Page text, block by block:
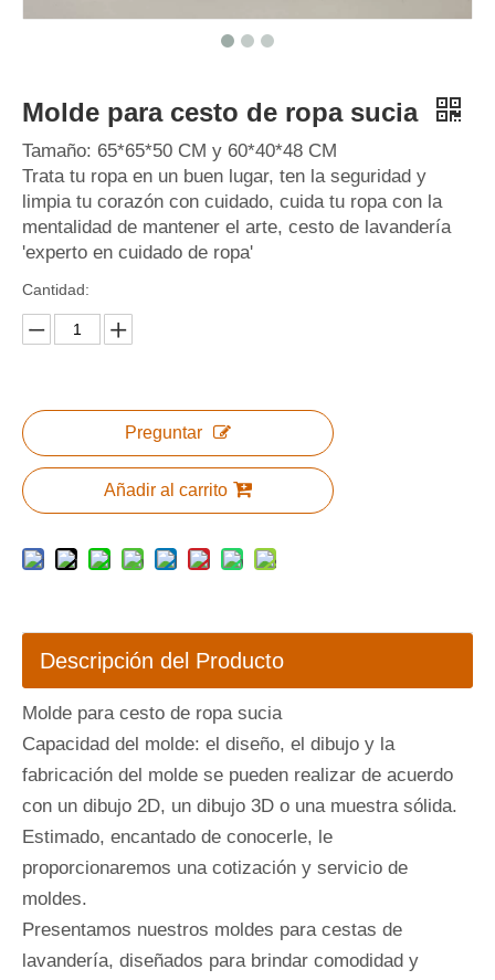
Molde para cesto de ropa sucia
Tamaño: 65*65*50 CM y 60*40*48 CM
Trata tu ropa en un buen lugar, ten la seguridad y
limpia tu corazón con cuidado, cuida tu ropa con la
mentalidad de mantener el arte, cesto de lavandería
'experto en cuidado de ropa'
Cantidad:
Preguntar
Añadir al carrito
Descripción del Producto
Molde para cesto de ropa sucia
Capacidad del molde: el diseño, el dibujo y la
fabricación del molde se pueden realizar de acuerdo
con un dibujo 2D, un dibujo 3D o una muestra sólida.
Estimado, encantado de conocerle, le
proporcionaremos una cotización y servicio de
moldes.
Presentamos nuestros moldes para cestas de
lavandería, diseñados para brindar comodidad y